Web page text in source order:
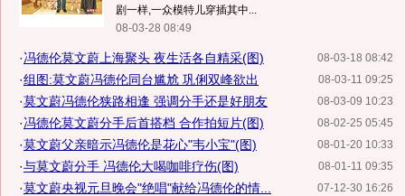
剧一样,一众模特儿穿插其中...
08-03-28 08:49
08-03-18 08:42
·冯德伦莫文蔚上海聚头 夜生活各自精采(图)
08-03-11 09:25
·组图:莫文蔚冯德伦同台尴尬 巩俐双峰欲出
08-03-09 10:23
·莫文蔚冯德伦狭路相逢 强调分手还是好朋友
08-02-25 05:45
·冯德伦莫文蔚分手后首搭档 合作拍短片(图)
08-01-20 10:33
·莫文蔚父亲暗示冯德伦是花心"韦小宝"(图)
08-01-11 09:35
·与莫文蔚分手 冯德伦大喝咖啡疗伤(图)
07-12-30 16:26
·莫文蔚央视元旦晚会"绝唱"献给冯德伦的情...